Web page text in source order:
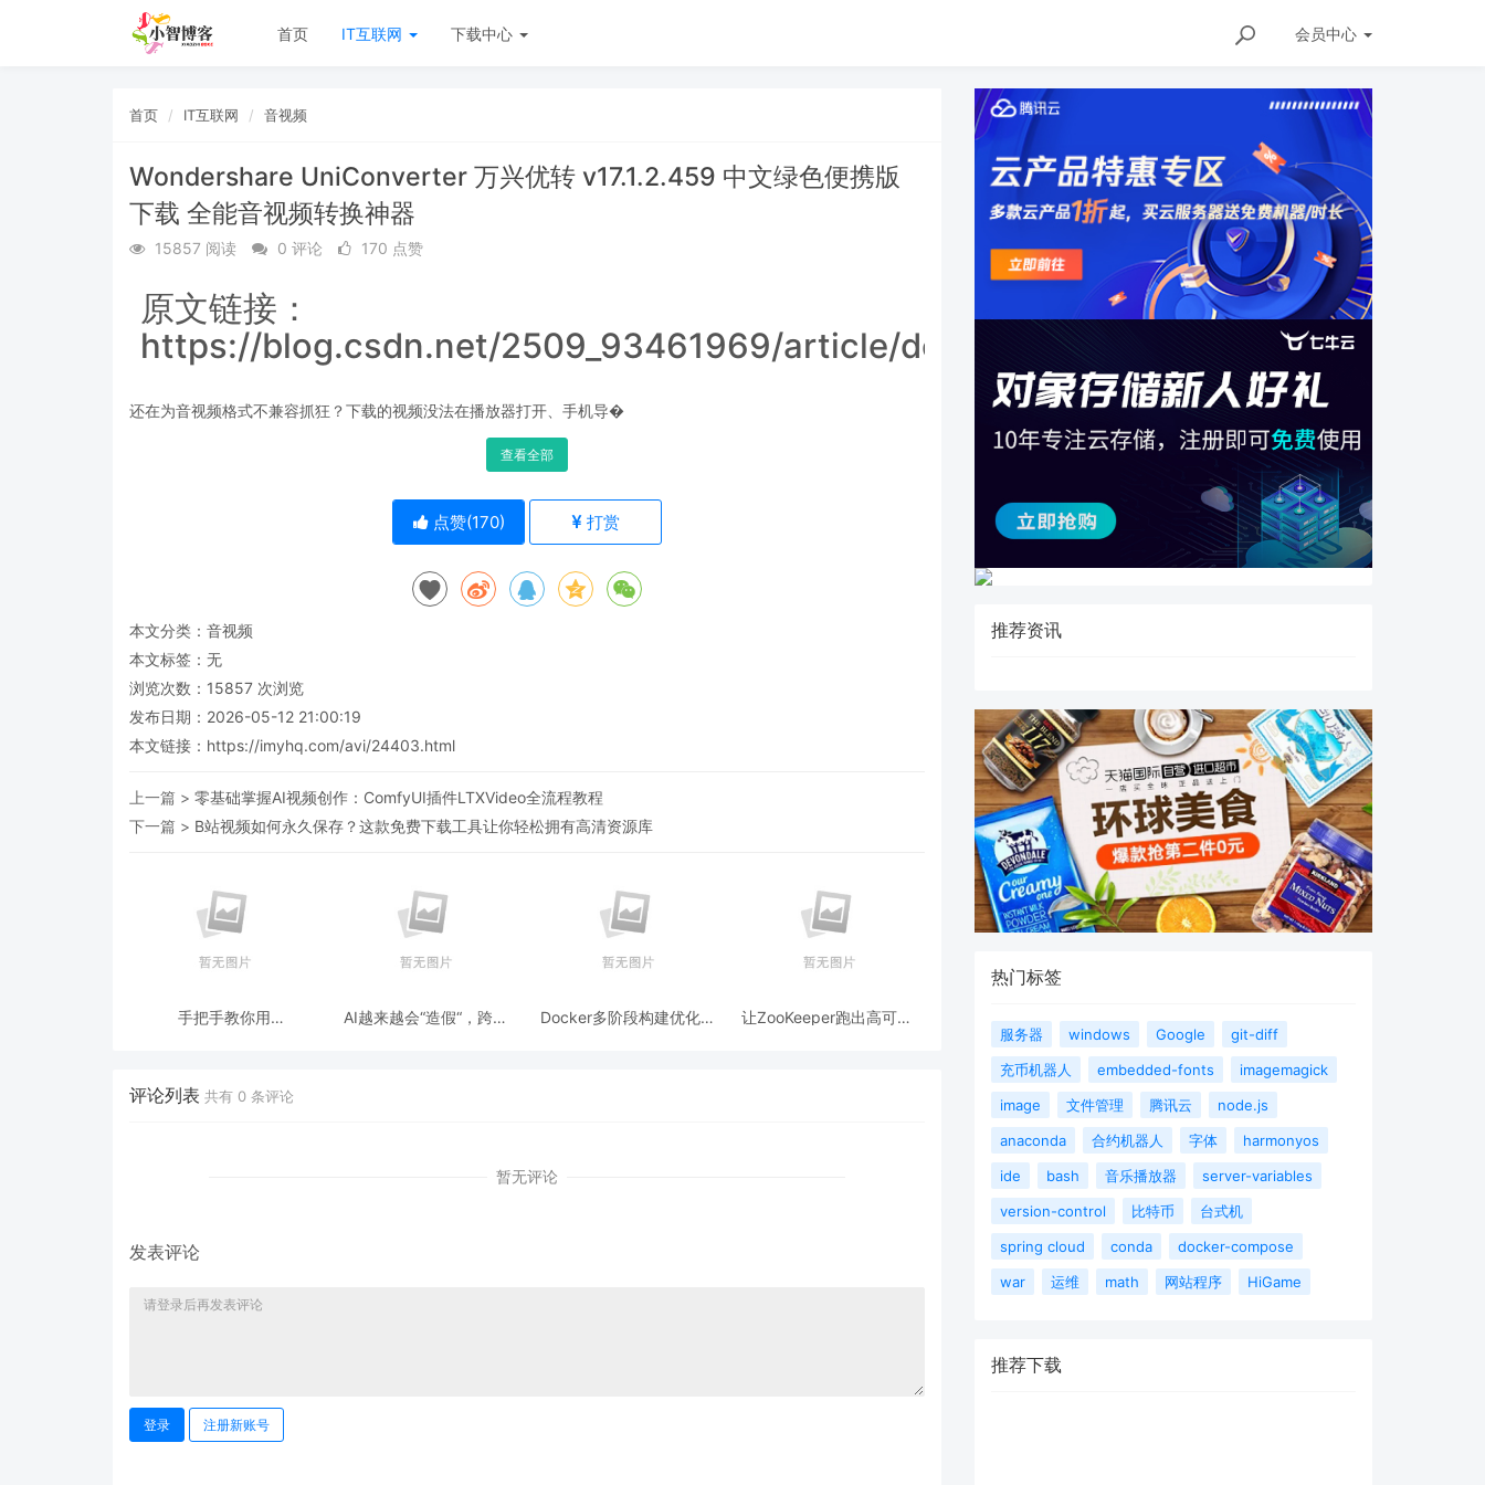
首页 IT互联网 下载中心 会员中心
首页 IT互联网 音视频
Wondershare UniConverter 万兴优转 v17.1.2.459 中文绿色便携版
下载 全能音视频转换神器
15857 阅读 0 评论 170 点赞
原文链接：
https://blog.csdn.net/2509_93461969/article/details/156771745
还在为音视频格式不兼容抓狂？下载的视频没法在播放器打开、手机导�
查看全部
点赞(170) 打赏
本文分类： 音视频
本文标签：无
浏览次数： 15857 次浏览
发布日期：2026-05-12 21:00:19
本文链接： https://imyhq.com/avi/24403.html
上一篇 > 零基础掌握AI视频创作：ComfyUI插件LTXVideo全流程教程
下一篇 > B站视频如何永久保存？这款免费下载工具让你轻松拥有高清资源库
手把手教你用
AI越来越会“造假“，跨模
Docker多阶段构建优化：
让ZooKeeper跑出高可用:
评论列表 共有 0 条评论
暂无评论
发表评论
登录 注册新账号
推荐资讯
热门标签
服务器 windows Google
git-diff
充币机器人
embedded-fonts
imagemagick
image
文件管理 腾讯云
node.js
anaconda
合约机器人 字体
harmonyos
ide
bash 音乐播放器
server-variables
version-control
比特币
台式机
spring cloud
conda
docker-compose
war
运维 math 网站程序 HiGame
推荐下载